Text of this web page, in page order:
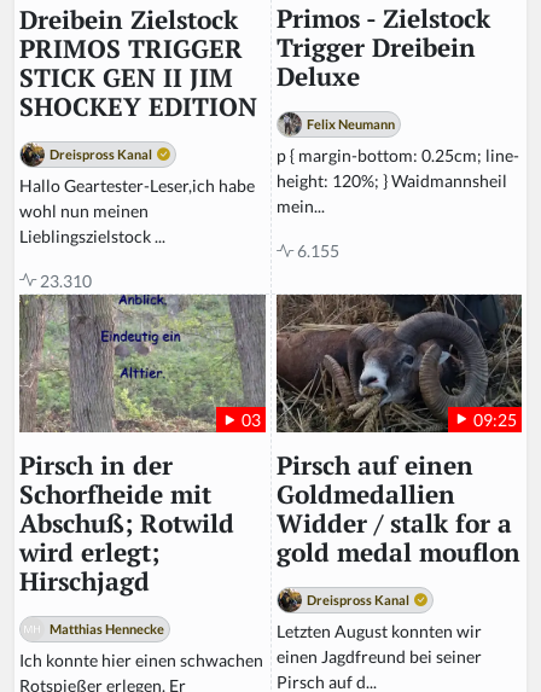
r
e
t
hi
s
fi
el
d
Dreibein Zielstock
PRIMOS TRIGGER
STICK GEN II JIM
SHOCKEY EDITION
Dreispross Kanal
Hallo Geartester-Leser,ich habe
wohl nun meinen
Lieblingszielstock ...
23.310
Primos - Zielstock
Trigger Dreibein
Deluxe
Felix Neumann
p { margin-bottom: 0.25cm; line-
height: 120%; } Waidmannsheil
mein...
6.155
03
Pirsch in der
Schorfheide mit
Abschuß; Rotwild
wird erlegt;
Hirschjagd
Matthias Hennecke
Ich konnte hier einen schwachen
Rotspießer erlegen. Er
09:25
Pirsch auf einen
Goldmedallien
Widder / stalk for a
gold medal mouflon
Dreispross Kanal
Letzten August konnten wir
einen Jagdfreund bei seiner
Pirsch auf d...